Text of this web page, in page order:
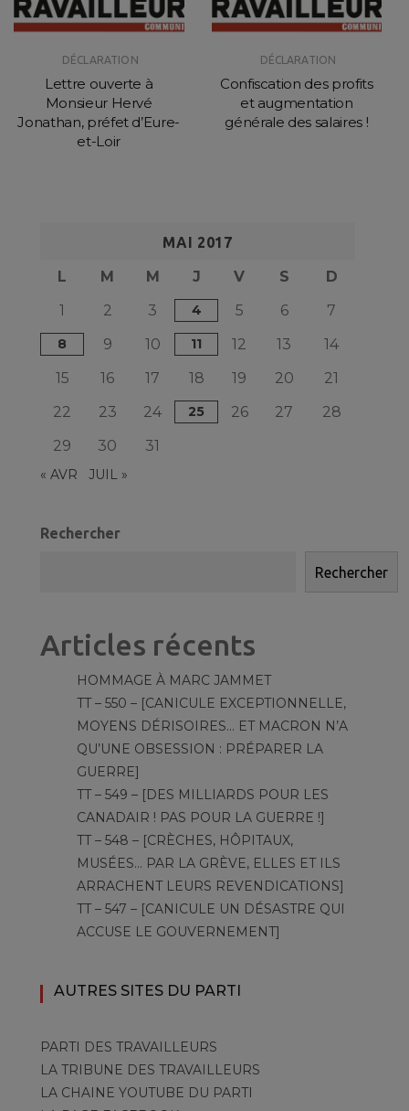
DÉCLARATION
Lettre ouverte à
Monsieur Hervé
Jonathan, préfet d’Eure-
et-Loir
DÉCLARATION
Confiscation des profits
et augmentation
générale des salaires !
MAI 2017
L M M J V S
D
1
2 3 4 5 6 7
8 9 10 11 12 13
14
15
16 17 18 19 20
21
22
23 24 25 26 27
28
29
30 31
« AVR JUIL »
Rechercher
Rechercher
Articles récents
HOMMAGE À MARC JAMMET
TT – 550 – [CANICULE EXCEPTIONNELLE,
MOYENS DÉRISOIRES… ET MACRON N’A
QU’UNE OBSESSION : PRÉPARER LA
GUERRE]
TT – 549 – [DES MILLIARDS POUR LES
CANADAIR ! PAS POUR LA GUERRE !]
TT – 548 – [CRÈCHES, HÔPITAUX,
MUSÉES… PAR LA GRÈVE, ELLES ET ILS
ARRACHENT LEURS REVENDICATIONS]
TT – 547 – [CANICULE UN DÉSASTRE QUI
ACCUSE LE GOUVERNEMENT]
AUTRES SITES DU PARTI
PARTI DES TRAVAILLEURS
LA TRIBUNE DES TRAVAILLEURS
LA CHAINE YOUTUBE DU PARTI